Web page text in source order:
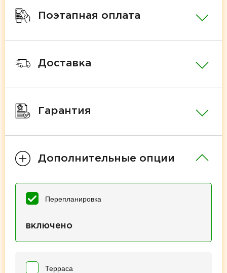
Поэтапная оплата
Доставка
Гарантия
Дополнительные опции
Перепланировка
включено
Терраса